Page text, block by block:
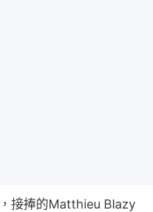
接捧的Matthieu Blazy